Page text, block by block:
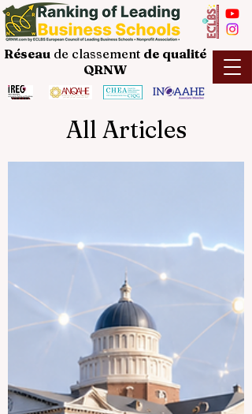
Réseau de classement de qualité
QRNW
All Articles